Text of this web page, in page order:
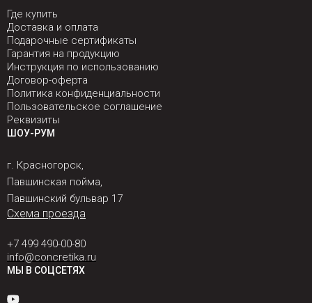
Где купить
Доставка и оплата
Подарочные сертификаты
Гарантия на продукцию
Инструкция по использованию
Договор-оферта
Политика конфиденциальности
Пользовательское соглашение
Реквизиты
ШОУ-РУМ
г. Красногорск,
Павшинская пойма,
Павшинский бульвар 17
Схема проезда
+7 499 490-00-80
info@concretika.ru
МЫ В СОЦСЕТЯХ